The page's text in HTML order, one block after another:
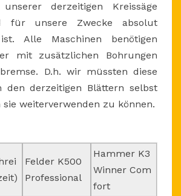
derzeitigen Kreissäge
für unsere Zwecke absolut
Alle Maschinen benötigen
mit zusätzlichen Bohrungen
D.h. wir müssten diese
den derzeitigen Blättern selbst
weiterverwenden zu können.
Felder K500
Professional
Hammer K3
Winner Com
fort